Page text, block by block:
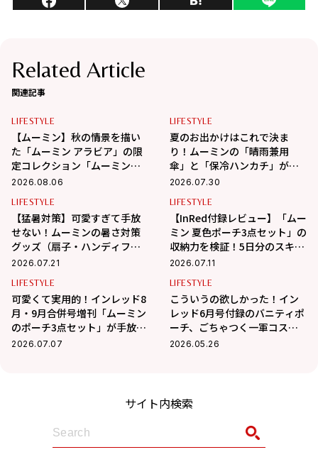
Related Article
関連記事
LIFESTYLE
【ムーミン】秋の情景を描い
た「ムーミン アラビア」の限
定コレクション「ムーミンズ
デイ 2026」が8月8日（土）よ
2026.08.06
LIFESTYLE
夏のお出かけはこれで決ま
り！ムーミンの「晴雨兼用
傘」と「保冷ハンカチ」が可
愛すぎ♡
2026.07.30
LIFESTYLE
【猛暑対策】可愛すぎて手放
せない！ムーミンの暑さ対策
グッズ（扇子・ハンディファ
ン・冷感タオル）
2026.07.21
LIFESTYLE
【InRed付録レビュー】「ムー
ミン 夏色ポーチ3点セット」の
収納力を検証！5日分のスキン
ケアは入る？
2026.07.11
LIFESTYLE
可愛くて実用的！インレッド8
月・9月合併号増刊「ムーミン
のポーチ3点セット」が手放せ
なくなる活用術
2026.07.07
LIFESTYLE
こういうの欲しかった！イン
レッド6月号付録のバニティポ
ーチ、ごちゃつく一軍コスメ
が全部まとまって感動…！使
2026.05.26
サイト内検索